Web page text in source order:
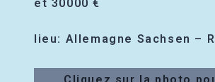
et 30000 €
lieu: Allemagne Sachsen –